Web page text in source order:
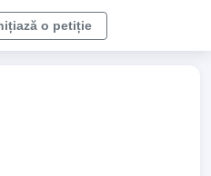
o petiție